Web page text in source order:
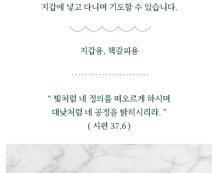
지갑에 넣고 다니며 기도할 수 있습니다.
지갑용, 책갈피용
“ 빛처럼 네 정의를 떠오르게 하시며
대낮처럼 네 공정을 밝히시리라. ”
( 시편 37,6 )